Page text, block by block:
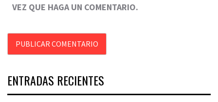
VEZ QUE HAGA UN COMENTARIO.
ENTRADAS RECIENTES